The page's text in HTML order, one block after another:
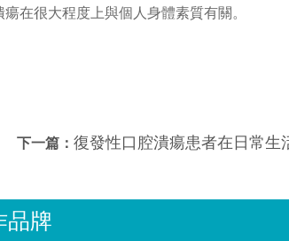
在很大程度上與個人身體素質有關。
下一篇：復發性口腔潰瘍患者在日常生
品牌